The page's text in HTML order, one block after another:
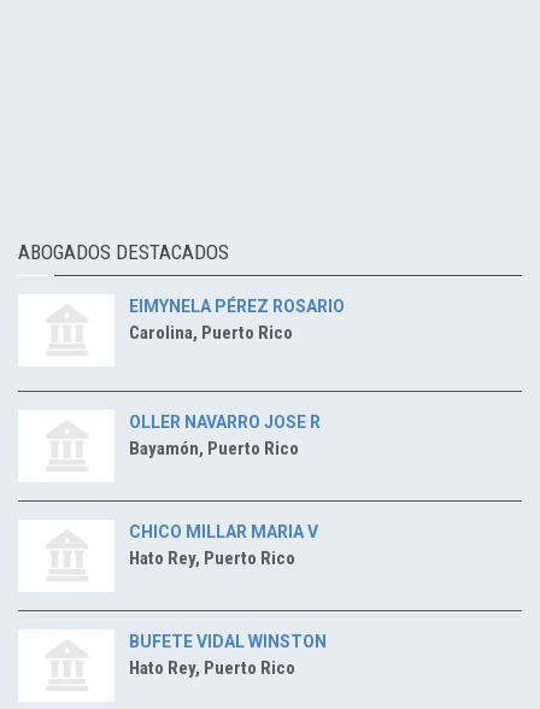
ABOGADOS DESTACADOS
EIMYNELA PÉREZ ROSARIO
Carolina, Puerto Rico
OLLER NAVARRO JOSE R
Bayamón, Puerto Rico
CHICO MILLAR MARIA V
Hato Rey, Puerto Rico
BUFETE VIDAL WINSTON
Hato Rey, Puerto Rico